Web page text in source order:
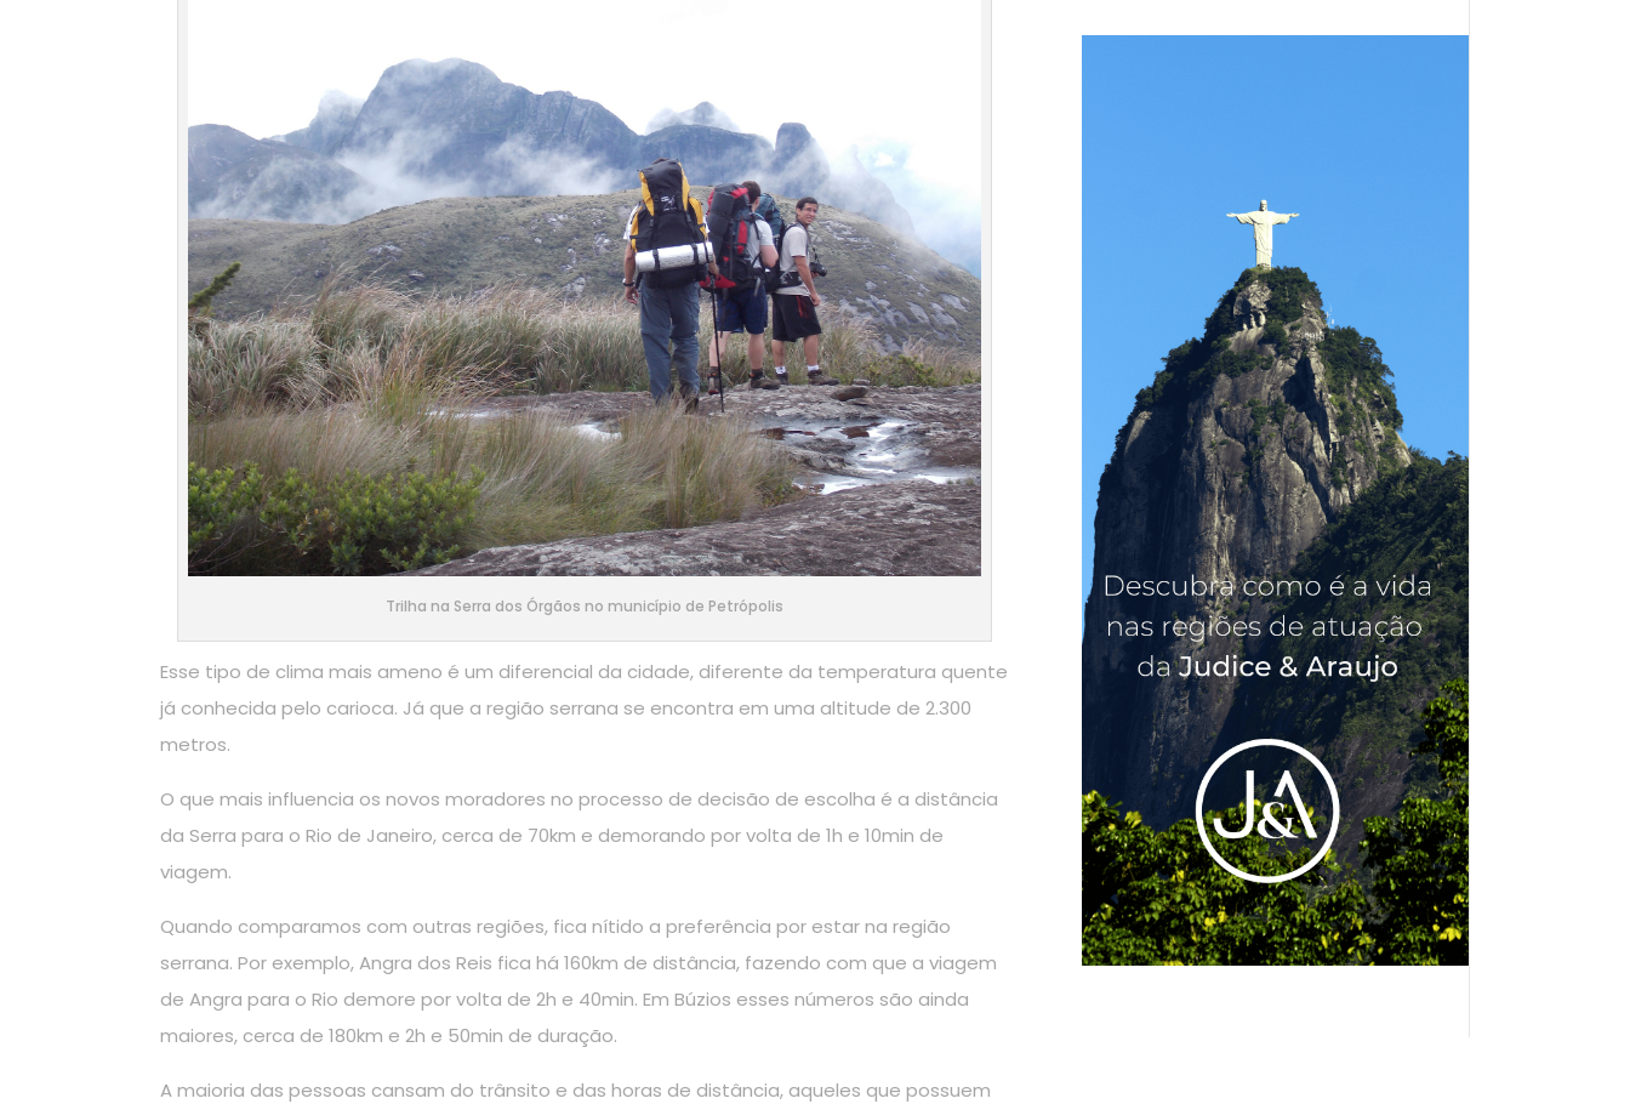
Trilha na Serra dos Órgãos no município de Petrópolis
Esse tipo de clima mais ameno é um diferencial da cidade, diferente da temperatura quente
já conhecida pelo carioca. Já que a região serrana se encontra em uma altitude de 2.300
metros.
O que mais influencia os novos moradores no processo de decisão de escolha é a distância
da Serra para o Rio de Janeiro, cerca de 70km e demorando por volta de 1h e 10min de
viagem.
Quando comparamos com outras regiões, fica nítido a preferência por estar na região
serrana. Por exemplo, Angra dos Reis fica há 160km de distância, fazendo com que a viagem
de Angra para o Rio demore por volta de 2h e 40min. Em Búzios esses números são ainda
maiores, cerca de 180km e 2h e 50min de duração.
A maioria das pessoas cansam do trânsito e das horas de distância, aqueles que possuem